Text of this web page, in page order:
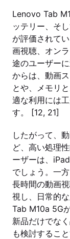
Lenovo Tab
ッテリー、そ
が評価されて
画視聴、オン
途のユーザー
からは、動画
とや、メモリ
適な利用には
す。 [12, 21]
したがって、
ど、高い処理
ーザーは、
でしょう。一
長時間の動画
視し、日常的
Tab M10a 5G
新品だけでな
も検討するこ